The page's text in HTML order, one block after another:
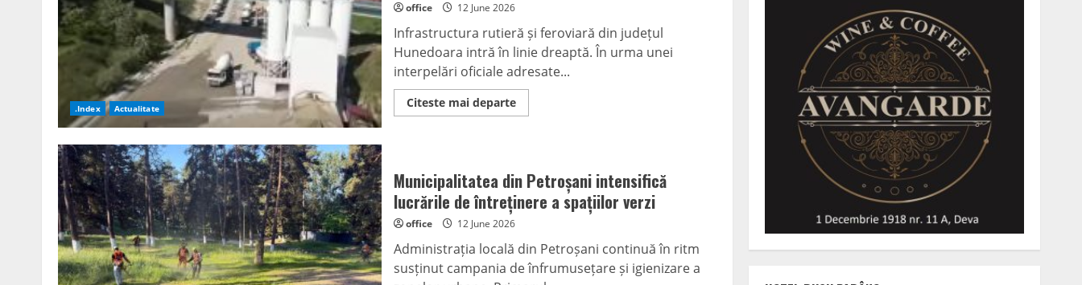
.Index Actualitate
office 12 June 2026
Infrastructura rutieră și feroviară din județul
Hunedoara intră în linie dreaptă. În urma unei
interpelări oficiale adresate...
Citeste mai departeRead
more
din
Hunedoara:
Când
se
finalizează
la
autostradă
și
la
Municipalitatea din Petroșani intensifică
lucrările de întreținere a spațiilor verzi
office 12 June 2026
Administrația locală din Petroșani continuă în ritm
susținut campania de înfrumusețare și igienizare a